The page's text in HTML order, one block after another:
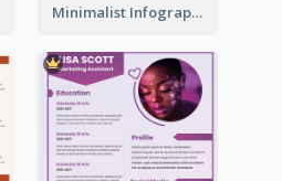
Minimalist Infographic Resume